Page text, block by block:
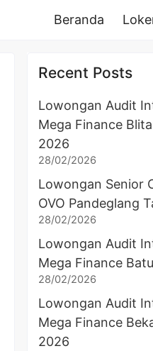
Beranda
Recent Posts
Lowongan Audit
Mega Finance
2026
28/02/2026
Lowongan Senior
OVO Pandeglang
28/02/2026
Lowongan Audit
Mega Finance
28/02/2026
Lowongan Audit
Mega Finance
2026